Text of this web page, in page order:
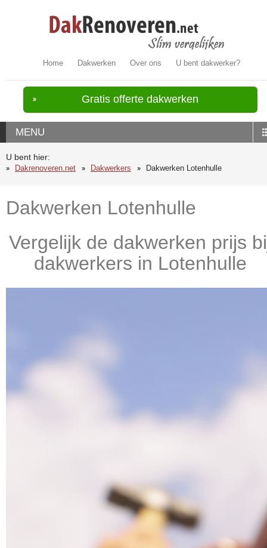
Home Dakwerken Over ons U bent dakwerker?
Gratis offerte dakwerken
MENU
U bent hier:
Dakrenoveren.net
Dakwerkers Dakwerken Lotenhulle
Dakwerken Lotenhulle
Vergelijk de dakwerken prijs
dakwerkers in Lotenhulle